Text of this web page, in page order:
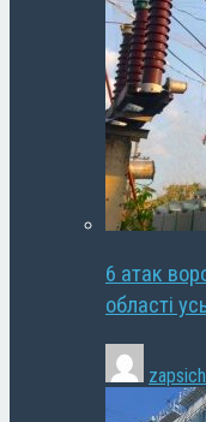
6 атак
області
zapsich